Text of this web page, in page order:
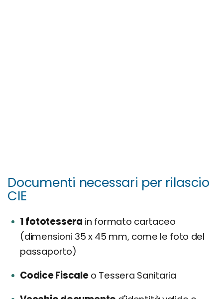
Documenti necessari per rilascio
CIE
1 fototessera in formato cartaceo
(dimensioni 35 x 45 mm, come le foto del
passaporto)
Codice Fiscaleo Tessera Sanitaria